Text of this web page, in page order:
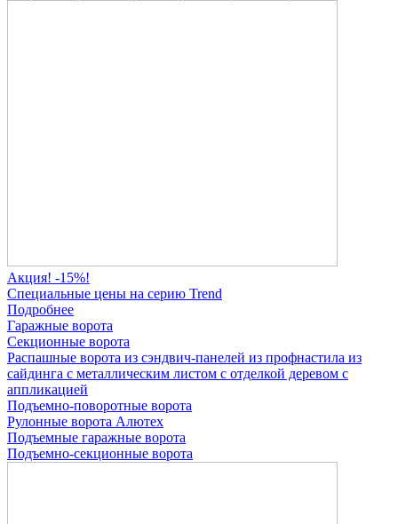
Акция! -15%!
Специальные цены на серию Trend
Подробнее
Гаражные ворота
Секционные ворота
Распашные ворота из сэндвич-панелей из профнастила из
сайдинга с металлическим листом с отделкой деревом с
аппликацией
Подъемно-поворотные ворота
Рулонные ворота Алютех
Подъемные гаражные ворота
Подъемно-секционные ворота